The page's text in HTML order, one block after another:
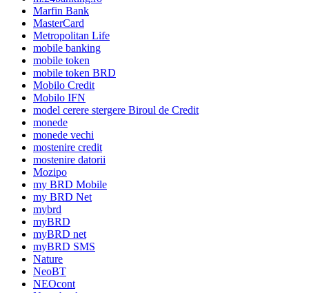
Marfin Bank
MasterCard
Metropolitan Life
mobile banking
mobile token
mobile token BRD
Mobilo Credit
Mobilo IFN
model cerere stergere Biroul de Credit
monede
monede vechi
mostenire credit
mostenire datorii
Mozipo
my BRD Mobile
my BRD Net
mybrd
myBRD
myBRD net
myBRD SMS
Nature
NeoBT
NEOcont